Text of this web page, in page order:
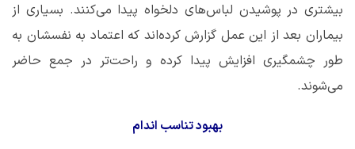
بیشتری در پوشیدن لباس‌های دلخواه پیدا می‌کنند. بسیاری از
بیماران بعد از این عمل گزارش کرده‌اند که اعتماد به نفسشان به
‌طور چشمگیری افزایش پیدا کرده و راحت‌تر در جمع حاضر
می‌شوند.
بهبود تناسب اندام